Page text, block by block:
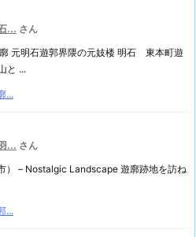
... さん
元明石遊郭界隈の元妓楼 明石 東本町遊
と ...
...
... さん
） – Nostalgic Landscape 遊廓跡地を訪ね
...